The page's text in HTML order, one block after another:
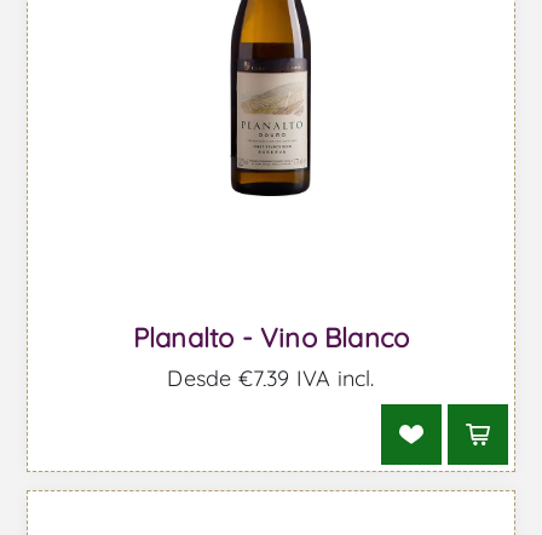
Planalto - Vino Blanco
Desde €7,39 IVA incl.